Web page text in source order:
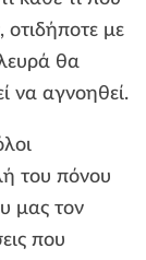
οτιδήποτε με
θα
να αγνοηθεί.
του πόνου
μας τον
που